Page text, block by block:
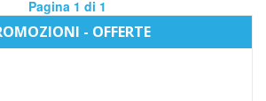
Pagina 1 di 1
- OFFERTE